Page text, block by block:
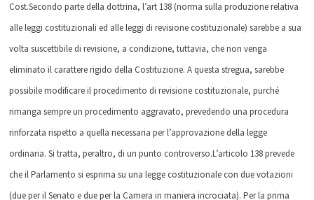
Cost.Secondo parte della dottrina, l’art 138 (norma sulla produzione relativa
alle leggi costituzionali ed alle leggi di revisione costituzionale) sarebbe a sua
volta suscettibile di revisione, a condizione, tuttavia, che non venga
eliminato il carattere rigido della Costituzione. A questa stregua, sarebbe
possibile modificare il procedimento di revisione costituzionale, purché
rimanga sempre un procedimento aggravato, prevedendo una procedura
rinforzata rispetto a quella necessaria per l’approvazione della legge
ordinaria. Si tratta, peraltro, di un punto controverso.L’articolo 138 prevede
che il Parlamento si esprima su una legge costituzionale con due votazioni
(due per il Senato e due per la Camera in maniera incrociata). Per la prima